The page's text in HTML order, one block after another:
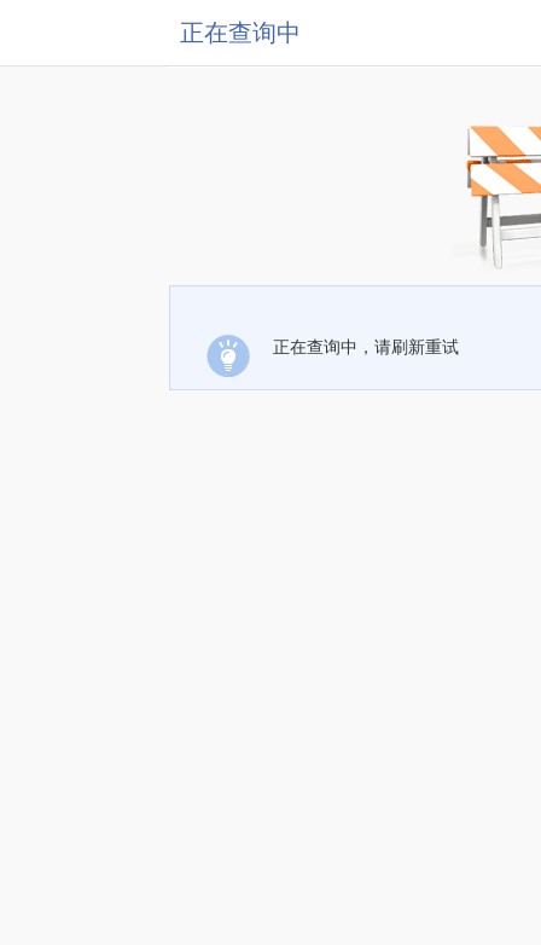
正在查询中
正在查询中，请刷新重试